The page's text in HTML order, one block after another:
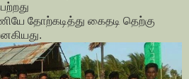
தோற்கடித்து கைதடி தெற்கு